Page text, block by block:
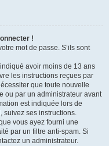
!
mot de passe. S’ils sont
avoir moins de 13 ans
les instructions reçues par
que toute nouvelle
ou par un administrateur avant
est indiquée lors de
suivez ses instructions.
vous ayez fourni une
par un filtre anti-spam. Si
un administrateur.